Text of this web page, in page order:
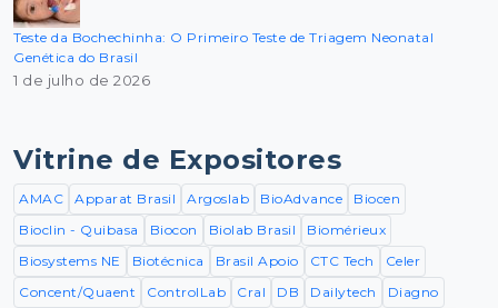
Teste da Bochechinha: O Primeiro Teste de Triagem Neonatal
Genética do Brasil
1 de julho de 2026
Vitrine de Expositores
AMAC Apparat Brasil Argoslab BioAdvance
Biocen
Bioclin - Quibasa
Biocon Biolab Brasil
Biomérieux
Biosystems NE
Biotécnica Brasil Apoio CTC Tech
Celer
Concent/Quaent
ControlLab Cral DB Dailytech
Diagno